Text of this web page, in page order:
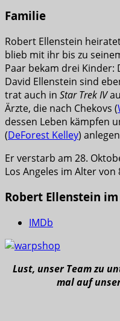
Familie
Robert Ellenstein
blieb mit ihr bis zu
Paar bekam drei Kinder:
David Ellenstein sind
trat auch in Star Trek IV
Ärzte, die nach Chekovs (
dessen Leben kämpfen
(DeForest Kelley)
Er verstarb am 28.
Los Angeles im Alter von
Robert Ellenstein im
IMDb
Lust, unser Team zu
mal auf